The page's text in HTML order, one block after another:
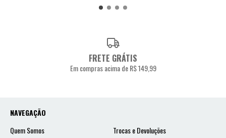
FRETE GRÁTIS
Em compras acima de R$ 149,99
NAVEGAÇÃO
Quem Somos
Trocas e Devoluções